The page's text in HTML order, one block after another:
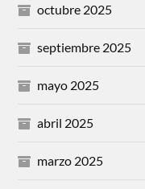
octubre 2025
septiembre 2025
mayo 2025
abril 2025
marzo 2025